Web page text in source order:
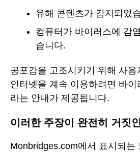
유해 콘텐츠가 감지되었
컴퓨터가 바이러스에 감
습니다.
공포감을 고조시키기 위해 사용
인터넷을 계속 이용하려면 바
라는 안내가 제공됩니다.
이러한 주장이 완전히 거짓
Monbridges.com에서 표시되는